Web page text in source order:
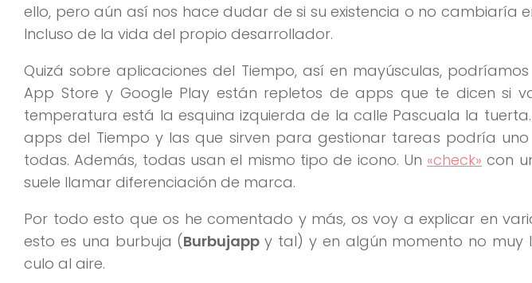
ello, pero aún así nos hace dudar de si su existencia o no cambiaría
Incluso de la vida del propio desarrollador.
Quizá sobre aplicaciones del Tiempo, así en mayúsculas,
App Store y Google Play están repletos de apps que te dicen si
temperatura está la esquina izquierda de la calle Pascuala la tuerta.
apps del Tiempo y las que sirven para gestionar tareas podría
todas. Además, todas usan el mismo tipo de icono. Un «check» con
suele llamar diferenciación de marca.
Por todo esto que os he comentado y más, os voy a explicar en
esto es una burbuja (Burbujappy tal) y en algún momento no
culo al aire.